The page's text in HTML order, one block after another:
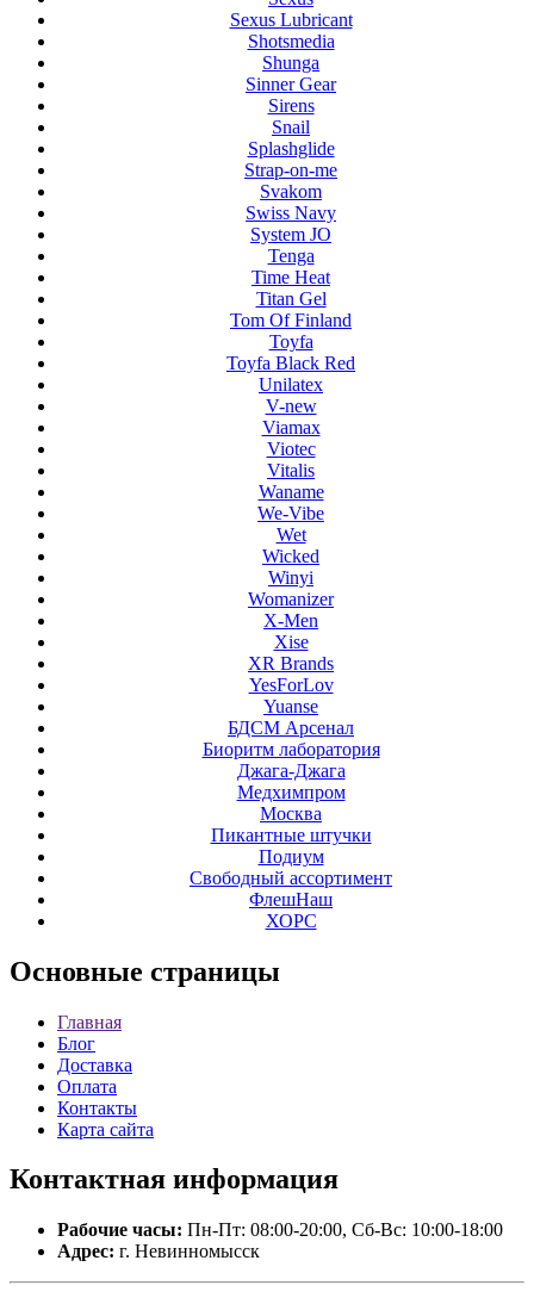
Sexus Lubricant
Shotsmedia
Shunga
Sinner Gear
Sirens
Snail
Splashglide
Strap-on-me
Svakom
Swiss Navy
System JO
Tenga
Time Heat
Titan Gel
Tom Of Finland
Toyfa
Toyfa Black Red
Unilatex
V-new
Viamax
Viotec
Vitalis
Waname
We-Vibe
Wet
Wicked
Winyi
Womanizer
X-Men
Xise
XR Brands
YesForLov
Yuanse
БДСМ Арсенал
Биоритм лаборатория
Джага-Джага
Медхимпром
Москва
Пикантные штучки
Подиум
Свободный ассортимент
ФлешНаш
ХОРС
Основные страницы
Главная
Блог
Доставка
Оплата
Контакты
Карта сайта
Контактная информация
Рабочие часы: Пн-Пт: 08:00-20:00, Сб-Вс: 10:00-18:00
Адрес: г. Невинномысск